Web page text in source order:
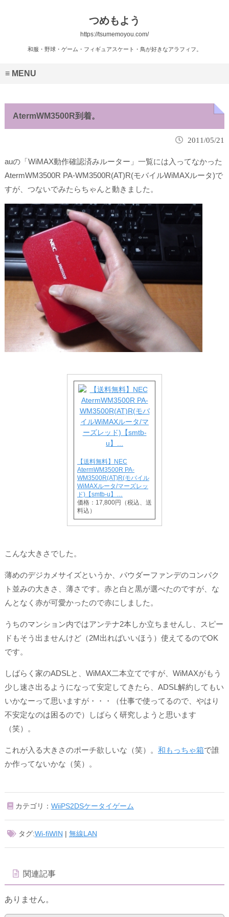
つめもよう
https://tsumemoyou.com/
和服・野球・ゲーム・フィギュアスケート・鳥が好きなアラフィフ。
MENU
AtermWM3500R到着。
2011/05/21
auの「WiMAX動作確認済みルーター」一覧には入ってなかった
AtermWM3500R PA-WM3500R(AT)R(モバイルWiMAXルータ)で
すが、つないでみたらちゃんと動きました。
【送料無料】NEC
AtermWM3500R PA-
WM3500R(AT)R(モバイル
WiMAXルータ/マーズレッ
ド)【smtb-u】…
価格：17,800円（税込、送
料込）
こんな大きさでした。
薄めのデジカメサイズというか、パウダーファンデのコンパク
ト並みの大きさ、薄さです。赤と白と黒が選べたのですが、な
んとなく赤が可愛かったので赤にしました。
うちのマンション内ではアンテナ2本しか立ちませんし、スピー
ドもそう出ませんけど（2M出ればいいほう）使えてるのでOK
です。
しばらく家のADSLと、WiMAX二本立てですが、WiMAXがもう
少し速さ出るようになって安定してきたら、ADSL解約してもい
いかなーって思いますが・・・（仕事で使ってるので、やはり
不安定なのは困るので）しばらく研究しようと思います
（笑）。
これが入る大きさのポーチ欲しいな（笑）。 和もっちゃ箱で誰
か作ってないかな（笑）。
カテゴリ： WiiPS2DSケータイゲーム
タグ:Wi-fiWIN | 無線LAN
関連記事
ありません。